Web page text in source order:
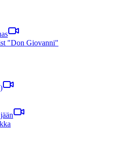
"Don Giovanni"